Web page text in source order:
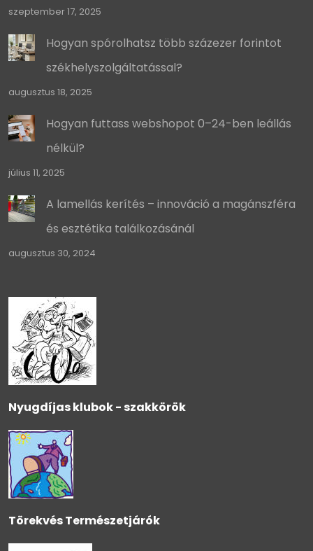
szeptember 17, 2025
Hogyan spórolhatsz több százezer forintot
székhelyszolgáltatással?
augusztus 18, 2025
Hogyan futtass webshopot 0–24-ben leállás
nélkül?
július 11, 2025
A lamellás kerítés – innováció a magánszféra
és esztétika találkozásánál
augusztus 30, 2024
Nyugdíjas klubok - szakkörök
Törekvés Természetjárók